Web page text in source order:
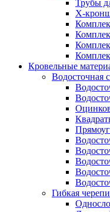
Трубы
Х-
Кровельные
Водосточная
Гибкая